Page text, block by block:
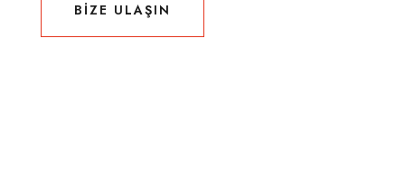
BIZE ULAŞIN
BIZE ULAŞIN